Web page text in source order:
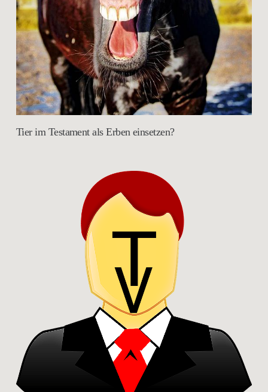
Tier im Testament als Erben einsetzen?